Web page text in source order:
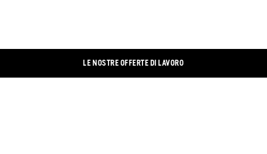
LE NOSTRE OFFERTE DI LAVORO